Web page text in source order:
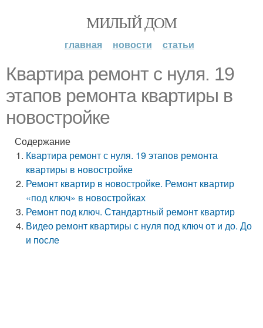
МИЛЫЙ ДОМ
главная новости статьи
Квартира ремонт с нуля. 19
этапов ремонта квартиры в
новостройке
Содержание
Квартира ремонт с нуля. 19 этапов ремонта
квартиры в новостройке
Ремонт квартир в новостройке. Ремонт квартир
«под ключ» в новостройках
Ремонт под ключ. Стандартный ремонт квартир
Видео ремонт квартиры с нуля под ключ от и до. До
и после